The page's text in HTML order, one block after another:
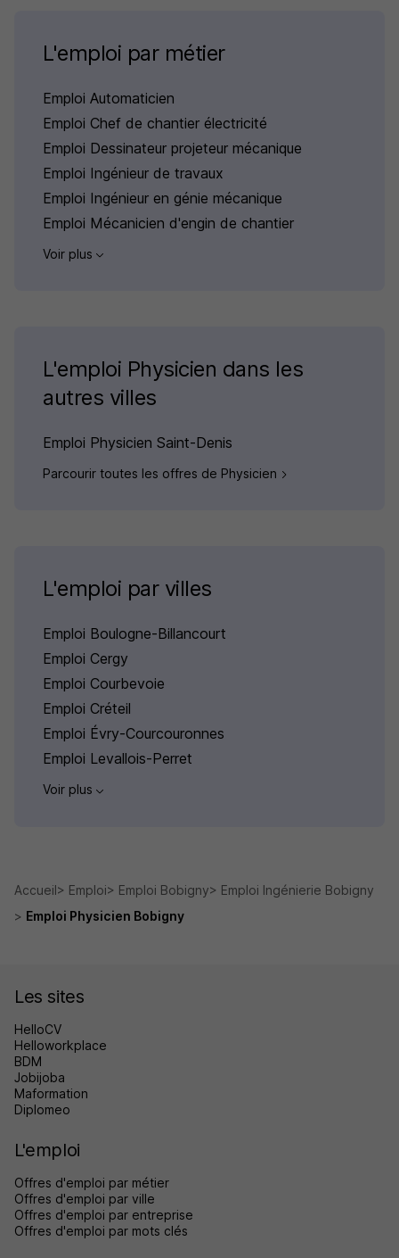
L'emploi par métier
Emploi Automaticien
Emploi Chef de chantier électricité
Emploi Dessinateur projeteur mécanique
Emploi Ingénieur de travaux
Emploi Ingénieur en génie mécanique
Emploi Mécanicien d'engin de chantier
Voir plus
L'emploi Physicien dans les
autres villes
Emploi Physicien Saint-Denis
Parcourir toutes les offres de Physicien
L'emploi par villes
Emploi Boulogne-Billancourt
Emploi Cergy
Emploi Courbevoie
Emploi Créteil
Emploi Évry-Courcouronnes
Emploi Levallois-Perret
Voir plus
Accueil Emploi Emploi Bobigny
Emploi Ingénierie Bobigny
Emploi Physicien Bobigny
Les sites
HelloCV
Helloworkplace
BDM
Jobijoba
Maformation
Diplomeo
L'emploi
Offres d'emploi par métier
Offres d'emploi par ville
Offres d'emploi par entreprise
Offres d'emploi par mots clés